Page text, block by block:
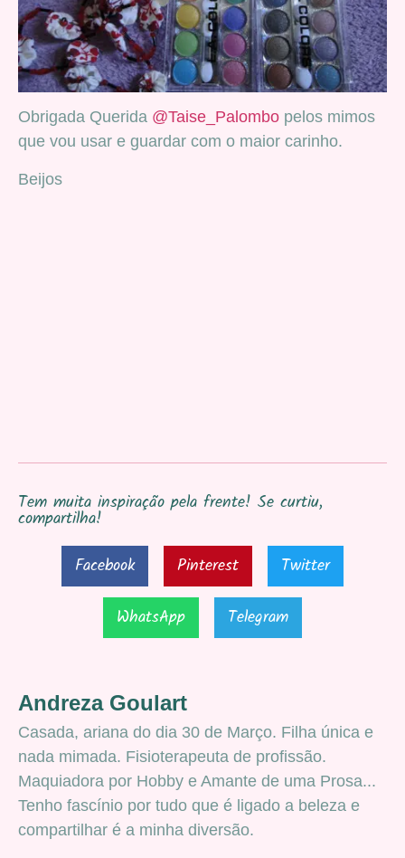
Obrigada Querida @Taise_Palombo pelos mimos
que vou usar e guardar com o maior carinho.
Beijos
Tem muita inspiração pela frente! Se curtiu,
compartilha!
Facebook
Pinterest
Twitter
WhatsApp
Telegram
Andreza Goulart
Casada, ariana do dia 30 de Março. Filha única e
nada mimada. Fisioterapeuta de profissão.
Maquiadora por Hobby e Amante de uma Prosa...
Tenho fascínio por tudo que é ligado a beleza e
compartilhar é a minha diversão.